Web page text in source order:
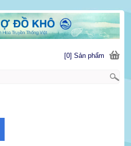
[0] Sản phẩm